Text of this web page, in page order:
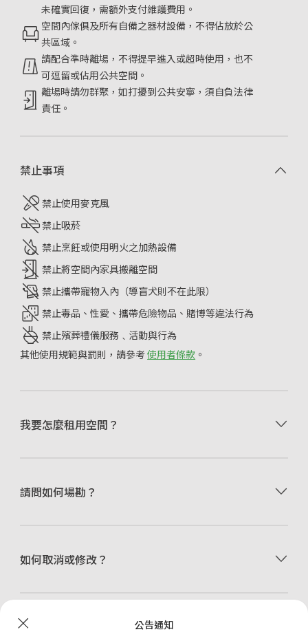
公告通知
未確實回復，需額外支付維護費用。
空間內傢俱及所有自備之器材設備，不得佔放於公
共區域。
請配合準時離場，不得提早進入或超時使用，也不
可逗留或佔用公共空間。
離場時請勿群聚，如打擾到公共安寧，須自負法律
責任。
禁止事項
禁止使用麥克風
禁止吸菸
禁止烹飪或使用明火之加熱設備
禁止將空間內家具搬離空間
禁止攜帶寵物入內（導盲犬則不在此限）
禁止毒品、性愛、攜帶危險物品、賭博等違法行為
禁止殯葬禮儀服務﹑活動與行為
其他使用規範與罰則，請參考使用者條款 。
我要怎麼租用空間？
可使用信用卡/金融卡、全盈支付、街口支付、AFTEE先
活動前5分鐘至現場，於智慧門鎖輸入
請問如何場勘？
作人員，因此請於網站上付費預訂一小時，再自行進入
服詢問我們其他的資訊。
如何取消或修改？
改訂單包含「取消退費」、「改期」、「延長縮短時
還有其他問題？